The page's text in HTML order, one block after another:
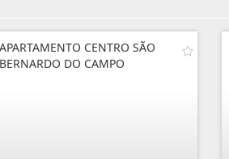
APARTAMENTO CENTRO SÃO
BERNARDO DO CAMPO